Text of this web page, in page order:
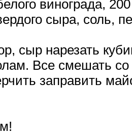
винограда,
сыра, соль,
сыр нарезать
Все смешать
заправить